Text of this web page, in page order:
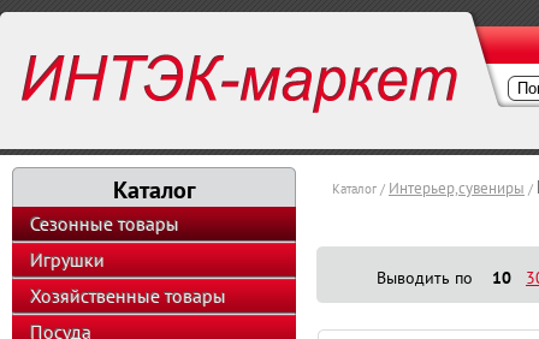
Каталог
Сезонные товары
Игрушки
Хозяйственные товары
Посуда
Каталог / Интерьер,сувениры /
Выводить по 10